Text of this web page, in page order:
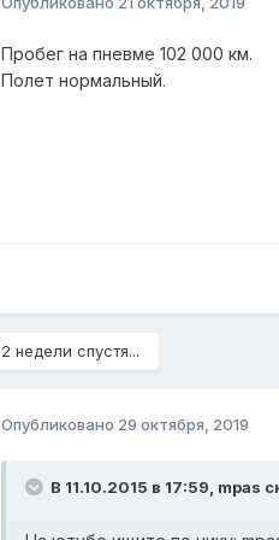
Пробег на пневме 102 000 км.
Полет нормальный.
2 недели спустя...
Опубликовано 29 октября, 2019
В 11.10.2015 в 17:59, mpas